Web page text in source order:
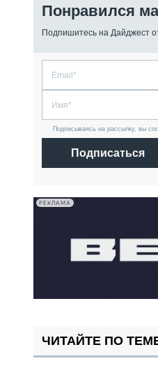
Понравился
Подпишитесь на Дайджест
Подписываясь на рассылку, вы
Подписаться
РЕКЛАМА
ЧИТАЙТЕ ПО